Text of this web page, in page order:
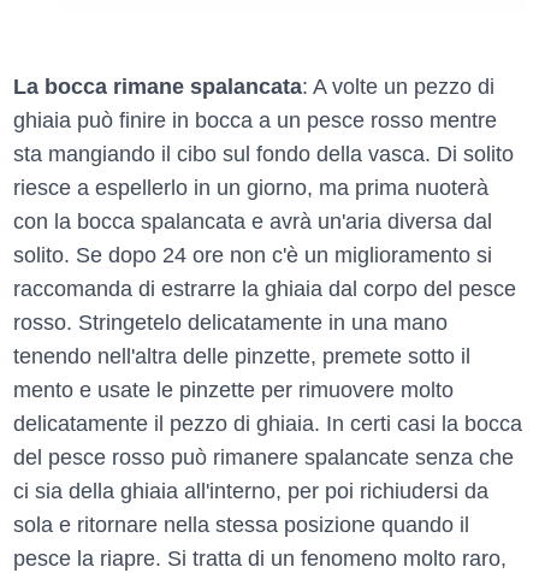
La bocca rimane spalancata: A volte un pezzo di
ghiaia può finire in bocca a un pesce rosso mentre
sta mangiando il cibo sul fondo della vasca. Di solito
riesce a espellerlo in un giorno, ma prima nuoterà
con la bocca spalancata e avrà un'aria diversa dal
solito. Se dopo 24 ore non c'è un miglioramento si
raccomanda di estrarre la ghiaia dal corpo del pesce
rosso. Stringetelo delicatamente in una mano
tenendo nell'altra delle pinzette, premete sotto il
mento e usate le pinzette per rimuovere molto
delicatamente il pezzo di ghiaia. In certi casi la bocca
del pesce rosso può rimanere spalancate senza che
ci sia della ghiaia all'interno, per poi richiudersi da
sola e ritornare nella stessa posizione quando il
pesce la riapre. Si tratta di un fenomeno molto raro,